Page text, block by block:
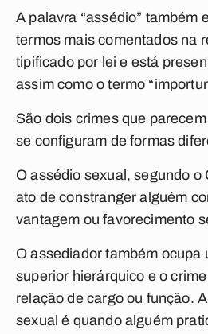
A palavra “assédio” também
termos mais comentados na
tipificado por lei e está
assim como o termo
São dois crimes que
se configuram de formas
O assédio sexual, segundo o
ato de constranger alguém
vantagem ou favorecimento
O assediador também ocupa
superior hierárquico e o
relação de cargo ou função.
sexual é quando alguém